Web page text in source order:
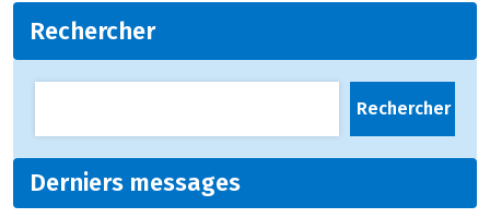
Rechercher
Rechercher
Derniers messages